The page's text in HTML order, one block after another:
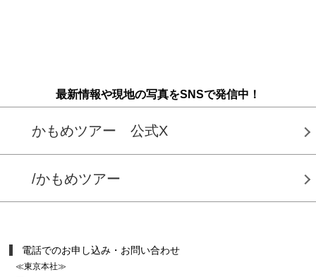
最新情報や現地の写真をSNSで発信中！
かもめツアー 公式X
/かもめツアー
電話でのお申し込み・お問い合わせ
≪東京本社≫